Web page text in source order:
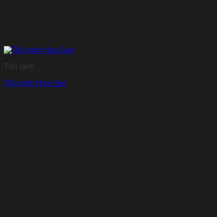
Tôn lạnh
Tôn lạnh Hoa Sen